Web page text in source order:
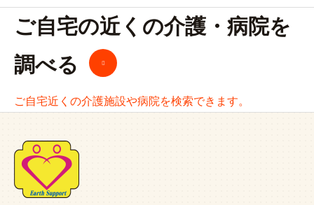
ご自宅の近くの介護・病院を
調べる
ご自宅近くの介護施設や病院を検索できます。